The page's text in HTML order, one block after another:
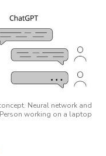
Neural network and
working on a laptop